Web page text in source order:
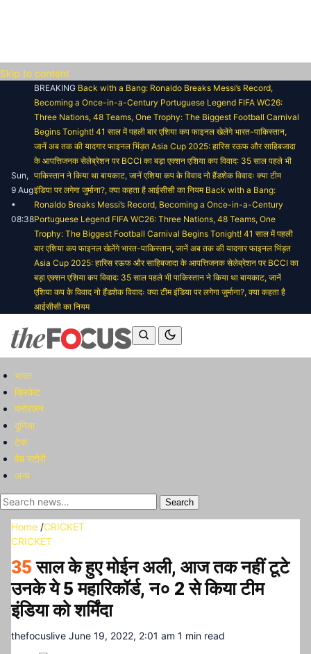
Skip to content
Sun,
9 Aug
•
08:38
BREAKING Back with a Bang: Ronaldo Breaks Messi’s Record,
Becoming a Once-in-a-Century Portuguese Legend FIFA WC26:
Three Nations, 48 Teams, One Trophy: The Biggest Football Carnival
Begins Tonight! 41 साल में पहली बार एशिया कप फाइनल खेलेंगे भारत-पाकिस्तान,
जानें अब तक की यादगार फाइनल भिंड़त Asia Cup 2025: हारिस रऊफ और साहिबजादा
के आपत्तिजनक सेलेब्रेशन पर BCCI का बड़ा एक्शन एशिया कप विवाद: 35 साल पहले भी
पाकिस्तान ने किया था बायकाट, जानें एशिया कप के विवाद नो हैंडशेक विवादः क्या टीम
इंडिया पर लगेगा जुर्माना?, क्या कहता है आईसीसी का नियम Back with a Bang:
Ronaldo Breaks Messi’s Record, Becoming a Once-in-a-Century
Portuguese Legend FIFA WC26: Three Nations, 48 Teams, One
Trophy: The Biggest Football Carnival Begins Tonight! 41 साल में पहली
बार एशिया कप फाइनल खेलेंगे भारत-पाकिस्तान, जानें अब तक की यादगार फाइनल भिंड़त
Asia Cup 2025: हारिस रऊफ और साहिबजादा के आपत्तिजनक सेलेब्रेशन पर BCCI का
बड़ा एक्शन एशिया कप विवाद: 35 साल पहले भी पाकिस्तान ने किया था बायकाट, जानें
एशिया कप के विवाद नो हैंडशेक विवादः क्या टीम इंडिया पर लगेगा जुर्माना?, क्या कहता है
आईसीसी का नियम
भारत
क्रिकेट
मनोरंजन
दुनिया
टेक
वेब स्टोरी
अन्य
Search
Home /CRICKET
CRICKET
35 साल के हुए मोईन अली, आज तक नहीं टूटे
उनके ये 5 महारिकॉर्ड, न० 2 से किया टीम
इंडिया को शर्मिंदा
thefocuslive June 19, 2022, 2:01 am 1 min read